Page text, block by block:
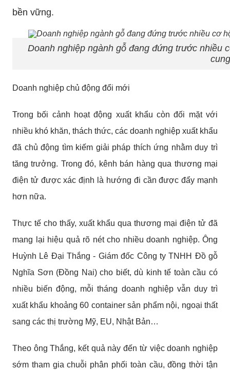
bền vững.
Doanh nghiệp ngành gỗ đang đứng trước nhiều
Doanh nghiệp chủ động đổi mới
Trong bối cảnh hoạt động xuất khẩu còn đối mặt với
nhiều khó khăn, thách thức, các doanh nghiệp xuất khẩu
đã chủ động tìm kiếm giải pháp thích ứng nhằm duy trì
tăng trưởng. Trong đó, kênh bán hàng qua thương mại
điện tử được xác định là hướng đi cần được đẩy mạnh
hơn nữa.
Thực tế cho thấy, xuất khẩu qua thương mại điện tử đã
mang lại hiệu quả rõ nét cho nhiều doanh nghiệp. Ông
Huỳnh Lê Đại Thắng - Giám đốc Công ty TNHH Đồ gỗ
Nghĩa Sơn (Đồng Nai) cho biết, dù kinh tế toàn cầu có
nhiều biến động, mỗi tháng doanh nghiệp vẫn duy trì
xuất khẩu khoảng 60 container sản phẩm nội, ngoại thất
sang các thị trường Mỹ, EU, Nhật Bản…
Theo ông Thắng, kết quả này đến từ việc doanh nghiệp
sớm tham gia chuỗi phân phối toàn cầu, đồng thời tận